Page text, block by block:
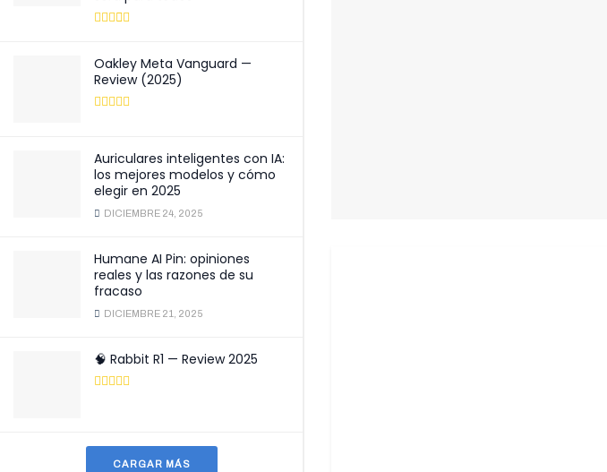
Oakley Meta Vanguard —
Review (2025)
Auriculares inteligentes con IA:
los mejores modelos y cómo
elegir en 2025
DICIEMBRE 24, 2025
Humane AI Pin: opiniones
reales y las razones de su
fracaso
DICIEMBRE 21, 2025
🧠 Rabbit R1 — Review 2025
CARGAR MÁS